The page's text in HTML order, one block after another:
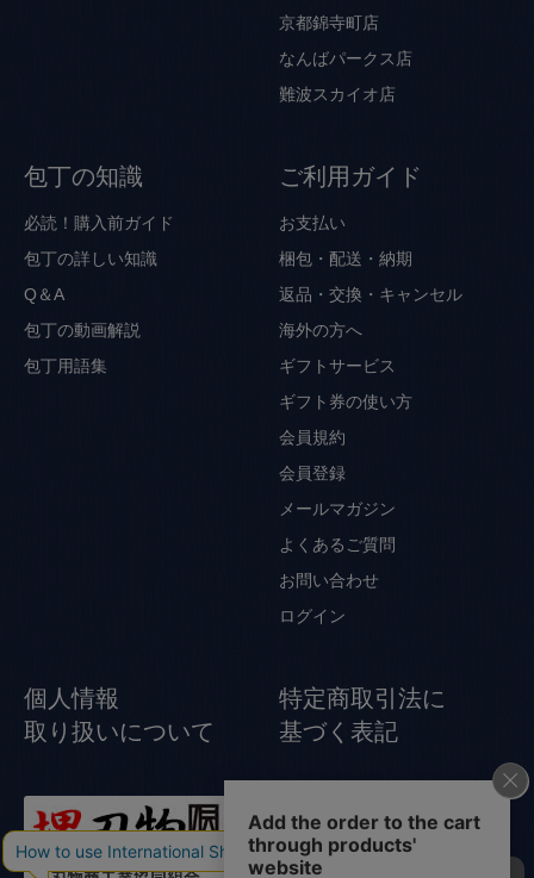
京都錦寺町店
なんばパークス店
難波スカイオ店
包丁の知識
必読！購入前ガイド
包丁の詳しい知識
Q＆A
包丁の動画解説
包丁用語集
ご利用ガイド
お支払い
梱包・配送・納期
返品・交換・キャンセル
海外の方へ
ギフトサービス
ギフト券の使い方
会員規約
会員登録
メールマガジン
よくあるご質問
お問い合わせ
ログイン
個人情報
取り扱いについて
特定商取引法に
基づく表記